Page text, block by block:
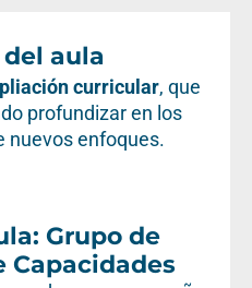
aula
curricular, que
profundizar en los
nuevos enfoques.
Grupo de
Capacidades